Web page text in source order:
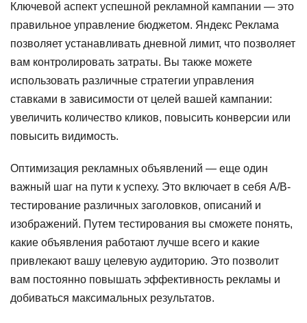
Ключевой аспект успешной рекламной кампании — это
правильное управление бюджетом. Яндекс Реклама
позволяет устанавливать дневной лимит, что позволяет
вам контролировать затраты. Вы также можете
использовать различные стратегии управления
ставками в зависимости от целей вашей кампании:
увеличить количество кликов, повысить конверсии или
повысить видимость.
Оптимизация рекламных объявлений — еще один
важный шаг на пути к успеху. Это включает в себя A/B-
тестирование различных заголовков, описаний и
изображений. Путем тестирования вы сможете понять,
какие объявления работают лучше всего и какие
привлекают вашу целевую аудиторию. Это позволит
вам постоянно повышать эффективность рекламы и
добиваться максимальных результатов.